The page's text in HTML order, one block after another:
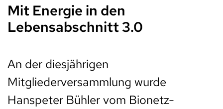
Mit Energie in den
Lebensabschnitt 3.0
An der diesjährigen
Mitgliederversammlung wurde
Hanspeter Bühler vom Bionetz-